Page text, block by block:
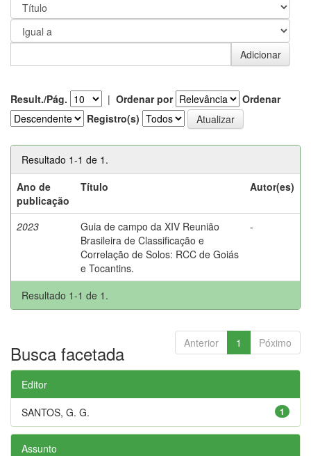
Result./Pág. | Ordenar por
Ordenar
Registro(s)
Resultado 1-1 de 1.
Ano de
publicação
Título Autor(es)
2023
Guia de campo da XIV Reunião
Brasileira de Classificação e
Correlação de Solos: RCC de Goiás
e Tocantins.
-
Resultado 1-1 de 1.
Anterior 1 Póximo
Busca facetada
Editor
1
SANTOS, G. G.
Assunto